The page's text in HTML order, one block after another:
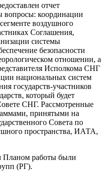
отчет
вопросы: координации
воздушного
Соглашения,
системы
безопасности
отношении, а
Исполкома СНГ
национальных систем
государств-участников
который будет
СНГ. Рассмотренные
принятыми на
Совета по
пространства, ИАТА,
Планом работы были
(РГ).